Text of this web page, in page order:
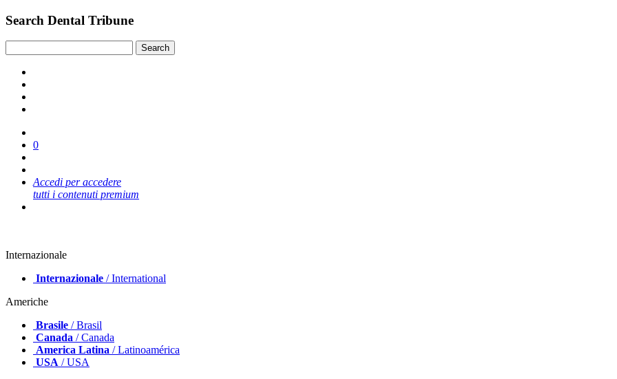
Search Dental Tribune
0
Accedi per accedere
tutti i contenuti premium
Internazionale
Internazionale / International
Americhe
Brasile / Brasil
Canada / Canada
America Latina / Latinoamérica
USA / USA